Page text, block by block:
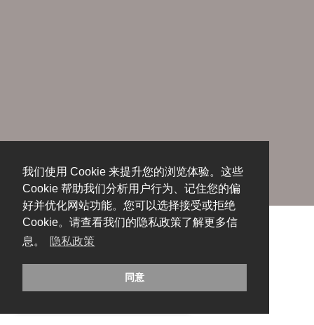
我们使用 Cookie 来提升您的浏览体验。这些
Cookie 帮助我们分析用户行为、记住您的偏
好并优化网站功能。您可以选择接受或拒绝
Cookie。请查看我们的隐私政策了解更多信
息。
隐私政策
同意
糟糕，出错啦！请刷新页面重试。